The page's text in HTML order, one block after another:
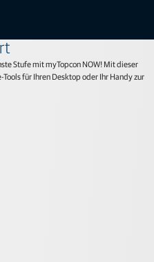
Stufe mit myTopcon NOW! Mit dieser
für Ihren Desktop oder Ihr Handy zur